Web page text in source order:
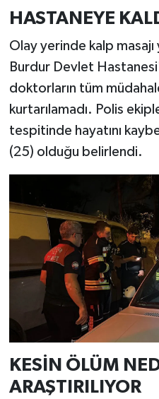
HASTANEYE
Olay yerinde kalp
Burdur Devlet
doktorların tüm
kurtarılamadı. Polis
tespitinde hayatını
(25) olduğu belirlendi.
KESİN ÖLÜM
ARAŞTIRILIYOR